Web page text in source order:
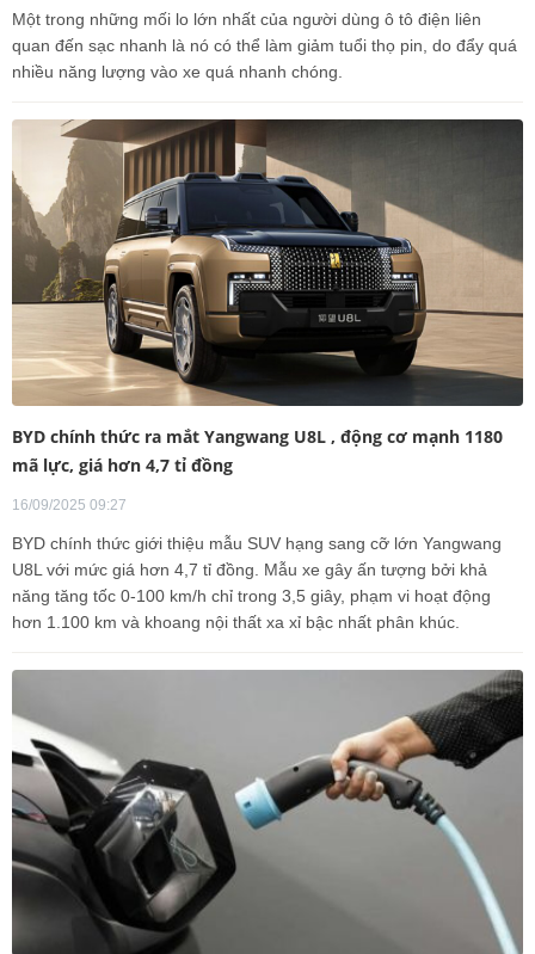
Một trong những mối lo lớn nhất của người dùng ô tô điện liên
quan đến sạc nhanh là nó có thể làm giảm tuổi thọ pin, do đẩy quá
nhiều năng lượng vào xe quá nhanh chóng.
BYD chính thức ra mắt Yangwang U8L , động cơ mạnh 1180
mã lực, giá hơn 4,7 tỉ đồng
16/09/2025 09:27
BYD chính thức giới thiệu mẫu SUV hạng sang cỡ lớn Yangwang
U8L với mức giá hơn 4,7 tỉ đồng. Mẫu xe gây ấn tượng bởi khả
năng tăng tốc 0-100 km/h chỉ trong 3,5 giây, phạm vi hoạt động
hơn 1.100 km và khoang nội thất xa xỉ bậc nhất phân khúc.